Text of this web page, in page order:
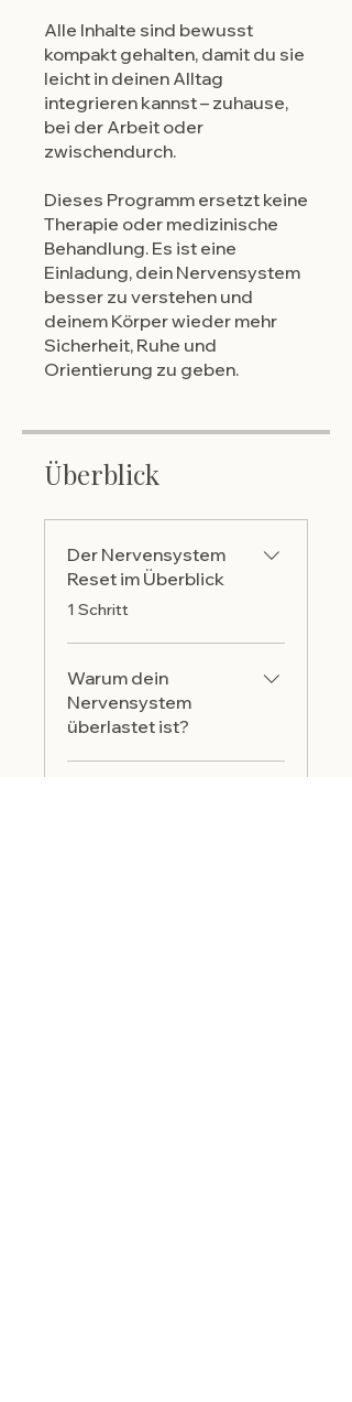
Alle Inhalte sind bewusst
kompakt gehalten, damit du sie
leicht in deinen Alltag
integrieren kannst – zuhause,
bei der Arbeit oder
zwischendurch.
Dieses Programm ersetzt keine
Therapie oder medizinische
Behandlung. Es ist eine
Einladung, dein Nervensystem
besser zu verstehen und
deinem Körper wieder mehr
Sicherheit, Ruhe und
Orientierung zu geben.
Überblick
Der Nervensystem
Reset im Überblick
.1 Schritt
Warum dein
Nervensystem
überlastet ist?